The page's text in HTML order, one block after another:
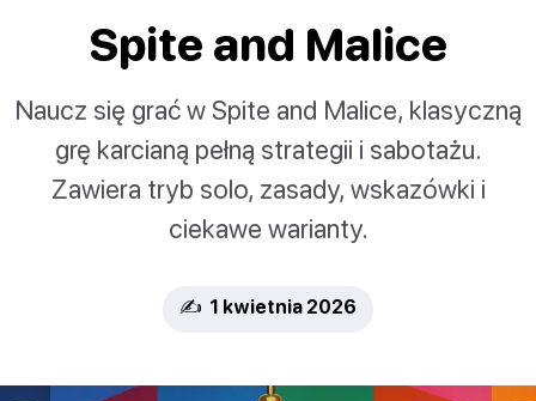
Spite and Malice
Naucz się grać w Spite and Malice, klasyczną
grę karcianą pełną strategii i sabotażu.
Zawiera tryb solo, zasady, wskazówki i
ciekawe warianty.
✍️ 1 kwietnia 2026